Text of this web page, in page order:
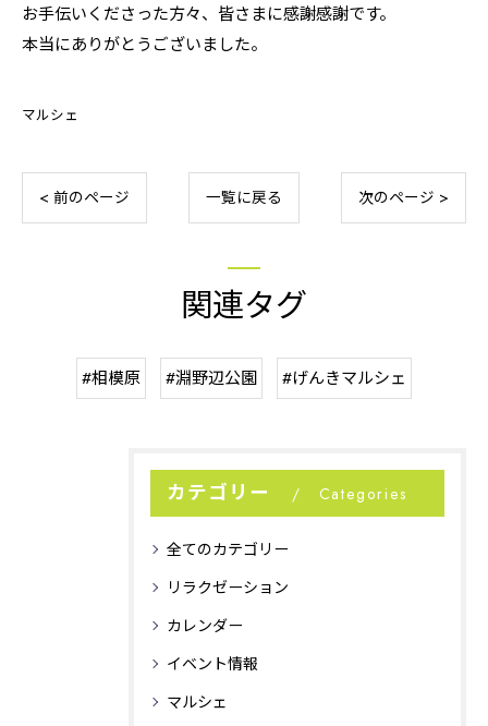
お手伝いくださった方々、皆さまに感謝感謝です。
本当にありがとうございました。
マルシェ
< 前のページ 一覧に戻る 次のページ >
関連タグ
#相模原 #淵野辺公園 #げんきマルシェ
カテゴリー Categories
全てのカテゴリー
リラクゼーション
カレンダー
イベント情報
マルシェ